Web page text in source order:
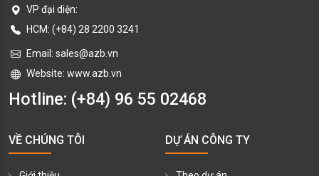
VP đại diện:
HCM: (+84) 28 2200 3241
Email: sales@azb.vn
Website: www.azb.vn
Hotline: (+84) 96 55 02468
VỀ CHÚNG TÔI DỰ ÁN CÔNG TY